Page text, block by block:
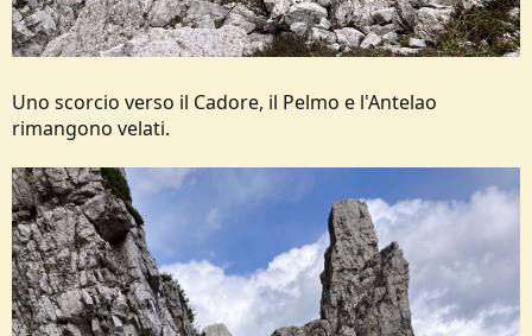
Uno scorcio verso il Cadore, il Pelmo e l'Antelao
rimangono velati.